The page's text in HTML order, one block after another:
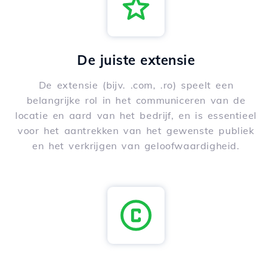
De juiste extensie
De extensie (bijv. .com, .ro) speelt een
belangrijke rol in het communiceren van de
locatie en aard van het bedrijf, en is essentieel
voor het aantrekken van het gewenste publiek
en het verkrijgen van geloofwaardigheid.